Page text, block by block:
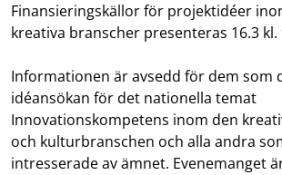
Finansieringskällor för projektidéer
kreativa branscher presenteras 16.3 kl.
Informationen är avsedd för dem som
idéansökan för det nationella temat
Innovationskompetens inom den
och kulturbranschen och alla andra
intresserade av ämnet. Evenemanget